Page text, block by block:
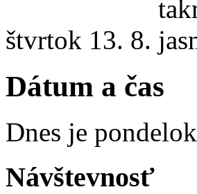
štvrtok 13. 8.
Dátum a čas
Dnes je pondelok
Návštevnosť